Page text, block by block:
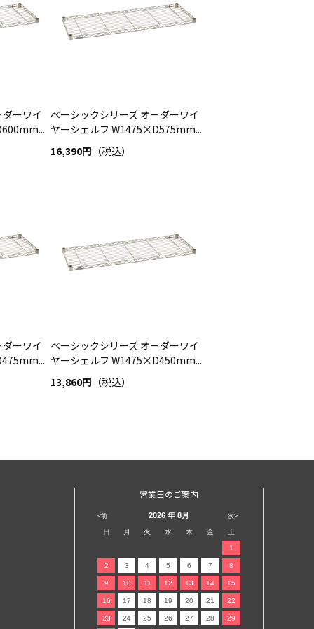
ーワイ
ベーシックシリーズ オーダーワイ
ヤーシェルフ W1475×D575mm...
16,390円 （税込）
ーワイ
ベーシックシリーズ オーダーワイ
ヤーシェルフ W1475×D450mm...
13,860円 （税込）
営業日のご案内
<前 次>
2026 年 8月
日 月 火 水 木 金 土
1
2 3 4 5 6 7 8
9 10 11 12 13 14 15
16 17 18 19 20 21 22
23 24 25 26 27 28 29